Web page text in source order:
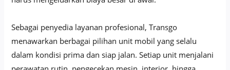
Sebagai penyedia layanan profesional, Transgo
menawarkan berbagai pilihan unit mobil yang selalu
dalam kondisi prima dan siap jalan. Setiap unit menjalani